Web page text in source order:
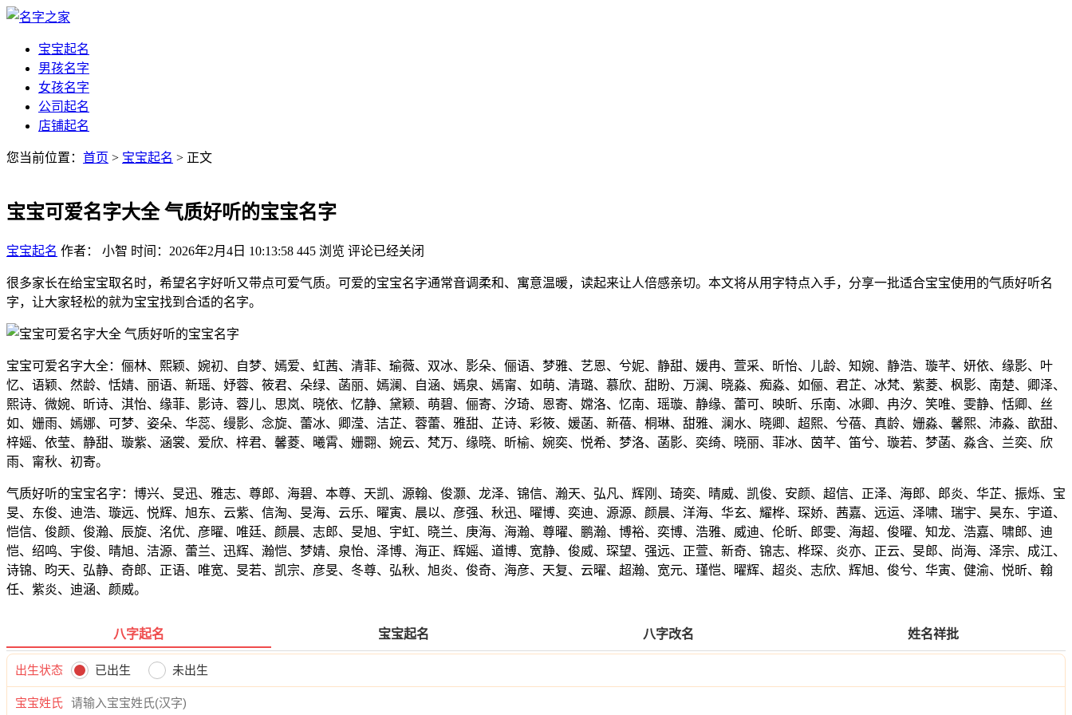
宝宝起名
男孩名字
女孩名字
公司起名
店铺起名
您当前位置： 首页 > 宝宝起名 > 正文
宝宝可爱名字大全 气质好听的宝宝名字
宝宝起名 作者： 小智 时间：2026年2月4日 10:13:58 445 浏览 评论已经关闭
很多家长在给宝宝取名时，希望名字好听又带点可爱气质。可爱的宝宝名字通常音调柔和、寓意温暖，读起来让人倍感亲切。本文将从用字特点入手，分享一批适合宝宝使用的气质好听名
字，让大家轻松的就为宝宝找到合适的名字。
宝宝可爱名字大全：俪林、熙颖、婉初、自梦、嫣爱、虹茜、清菲、瑜薇、双冰、影朵、俪语、梦雅、艺恩、兮妮、静甜、媛冉、萱采、昕怡、儿龄、知婉、静浩、璇芊、妍依、缘影、叶
忆、语颖、然龄、恬婧、丽语、新瑶、妤蓉、筱君、朵绿、菡丽、嫣澜、自涵、嫣泉、嫣甯、如萌、清璐、慕欣、甜盼、万澜、晓淼、痴淼、如俪、君芷、冰梵、紫菱、枫影、南楚、卿泽、
熙诗、微婉、昕诗、淇怡、缘菲、影诗、蓉儿、思岚、晓依、忆静、黛颖、萌碧、俪寄、汐琦、恩寄、嫦洛、忆南、瑶璇、静缘、蕾可、映昕、乐南、冰卿、冉汐、笑唯、雯静、恬卿、丝
如、姗雨、嫣娜、可梦、姿朵、华蕊、缦影、念旋、蕾冰、卿滢、洁芷、蓉蕾、雅甜、芷诗、彩筱、媛菡、新蓓、桐琳、甜雅、澜水、晓卿、超熙、兮蓓、真龄、姗淼、馨熙、沛淼、歆甜、
梓媱、依莹、静甜、璇紫、涵裳、爱欣、梓君、馨菱、曦霄、姗翾、婉云、梵万、缘晓、昕榆、婉奕、悦希、梦洛、菡影、奕绮、晓丽、菲冰、茵芊、笛兮、璇若、梦菡、淼含、兰奕、欣
雨、甯秋、初寄。
气质好听的宝宝名字：博兴、旻迅、雅志、尊郎、海碧、本尊、天凯、源翰、俊灏、龙泽、锦信、瀚天、弘凡、辉刚、琦奕、晴威、凯俊、安颜、超信、正泽、海郎、郎炎、华芷、振烁、宝
旻、东俊、迪浩、璇远、悦辉、旭东、云紫、信淘、旻海、云乐、曜寅、晨以、彦强、秋迅、曜博、奕迪、源源、颜晨、洋海、华玄、耀桦、琛娇、茜嘉、远运、泽啸、瑞宇、昊东、宇道、
恺信、俊颜、俊瀚、辰旋、洺优、彦曜、唯廷、颜晨、志郎、旻旭、宇虹、晓兰、庚海、海瀚、尊曜、鹏瀚、博裕、奕博、浩雅、威迪、伦昕、郎雯、海超、俊曜、知龙、浩嘉、啸郎、迪
恺、绍鸣、宇俊、晴旭、洁源、蕾兰、迅辉、瀚恺、梦婧、泉怡、泽博、海正、辉媱、道博、宽静、俊威、琛望、强远、正萱、新奇、锦志、桦琛、炎亦、正云、旻郎、尚海、泽宗、成江、
诗锦、昀天、弘静、奇郎、正语、唯宽、旻若、凯宗、彦旻、冬尊、弘秋、旭炎、俊奇、海彦、天复、云曜、超瀚、宽元、瑾恺、曜辉、超炎、志欣、辉旭、俊兮、华寅、健渝、悦昕、翰
任、紫炎、迪涵、颜威。
八字起名 宝宝起名 八字改名 姓名祥批
出生状态 已出生 未出生
宝宝姓氏